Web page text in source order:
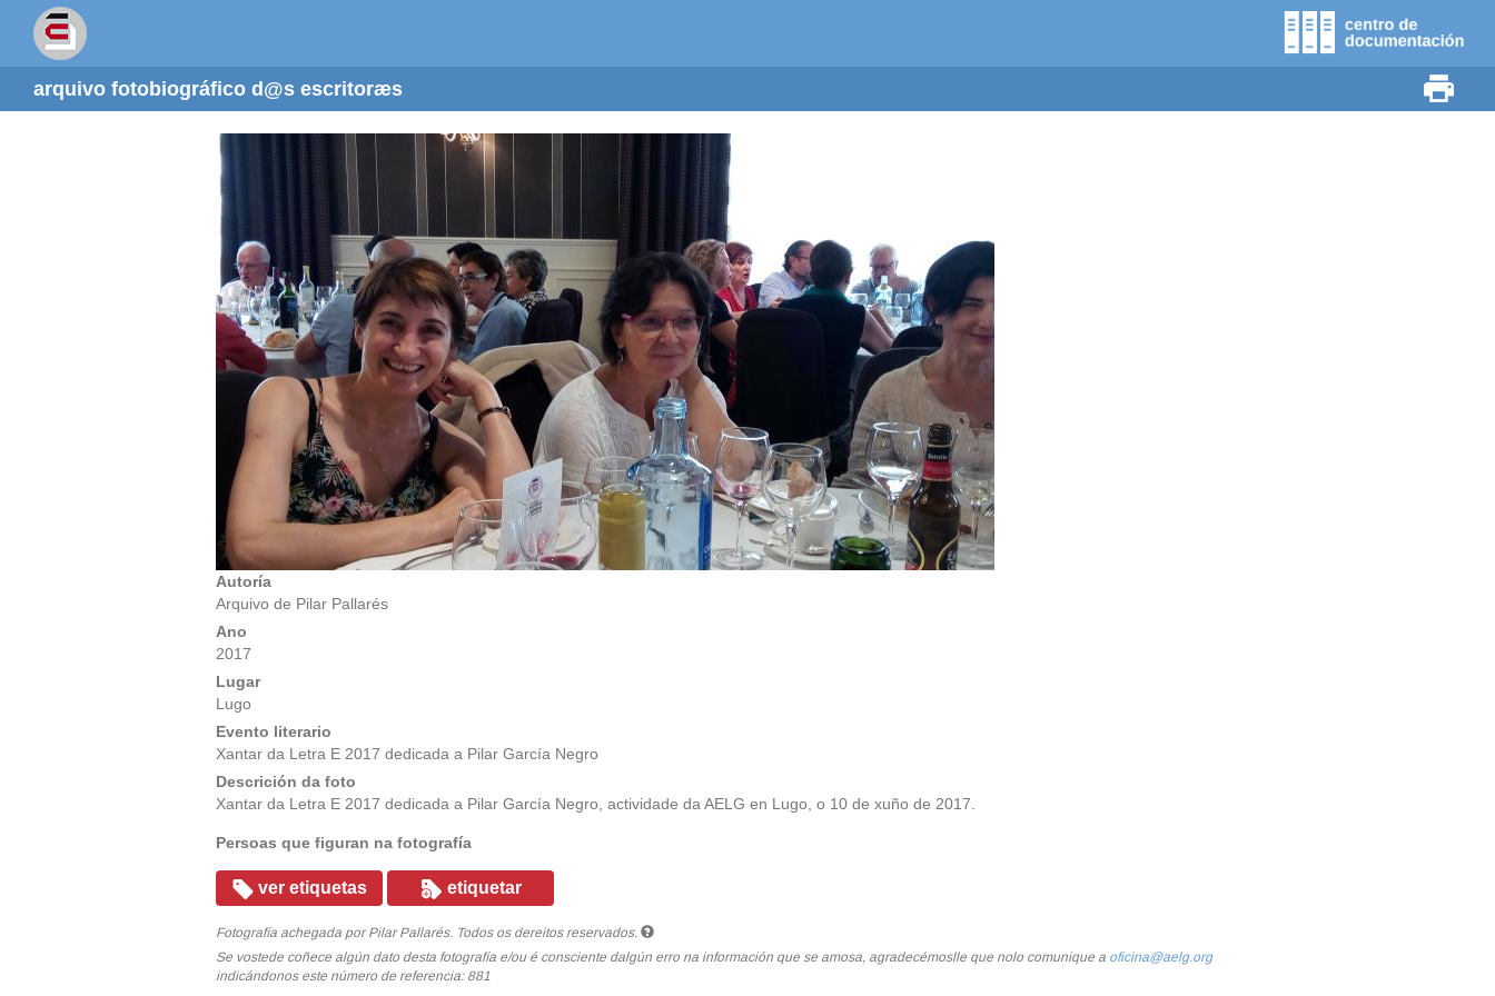
arquivo fotobiográfico d@s escritoræs
Autoría
Arquivo de Pilar Pallarés
Ano
2017
Lugar
Lugo
Evento literario
Xantar da Letra E 2017 dedicada a Pilar García Negro
Descrición da foto
Xantar da Letra E 2017 dedicada a Pilar García Negro, actividade da AELG en Lugo, o 10 de xuño de 2017.
Persoas que figuran na fotografía
ver etiquetas etiquetar
Fotografía achegada por Pilar Pallarés. Todos os dereitos reservados.
Se vostede coñece algún dato desta fotografía e/ou é consciente dalgún erro na información que se amosa, agradecémoslle que nolo comunique a oficina@aelg.org
indicándonos este número de referencia: 881